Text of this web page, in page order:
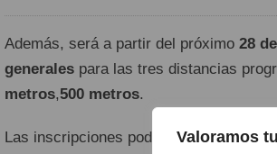
Valoramos
Además, será a partir del próximo 28
generalespara las tres distancias
metros,500 metros.
Las inscripciones podrán formalizarse